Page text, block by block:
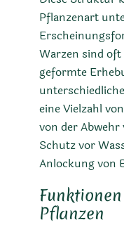
Pflanzenart
Warzen sind
geformte
eine Vielzahl
von der
Schutz vor
Anlockung von
Pflanzen